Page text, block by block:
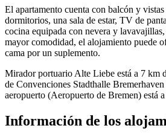
El apartamento cuenta con balcón y
dormitorios, una sala de estar, TV de
cocina equipada con nevera y
mayor comodidad, el alojamiento puede
cama por un suplemento.
Mirador portuario Alte Liebe está a 7 km
de Convenciones Stadthalle
aeropuerto (Aeropuerto de Bremen) está
Información de los